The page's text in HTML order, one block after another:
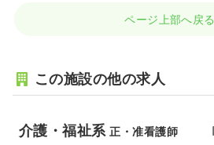
ページ上部へ戻る
この施設の他の求人
介護・福祉系正・准看護師